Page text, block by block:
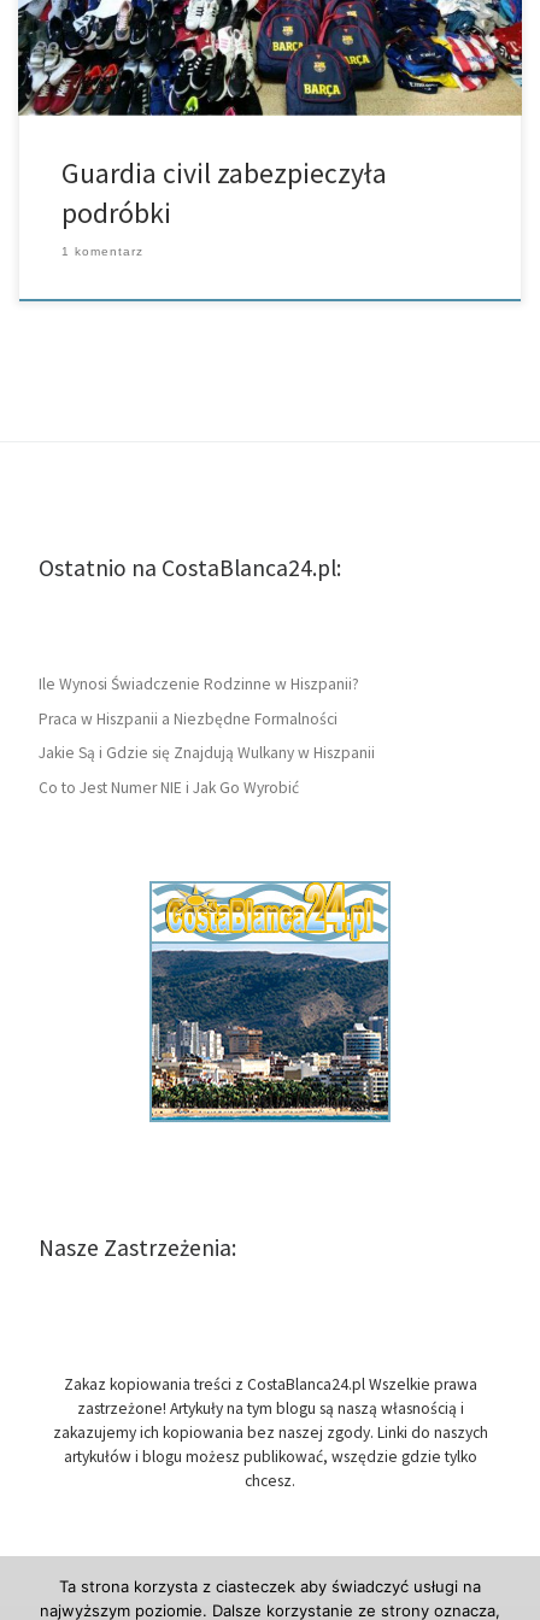
Guardia civil zabezpieczyła
podróbki
1 komentarz
Ostatnio na CostaBlanca24.pl:
Ile Wynosi Świadczenie Rodzinne w Hiszpanii?
Praca w Hiszpanii a Niezbędne Formalności
Jakie Są i Gdzie się Znajdują Wulkany w Hiszpanii
Co to Jest Numer NIE i Jak Go Wyrobić
Nasze Zastrzeżenia:
Zakaz kopiowania treści z CostaBlanca24.pl Wszelkie prawa
zastrzeżone! Artykuły na tym blogu są naszą własnością i
zakazujemy ich kopiowania bez naszej zgody. Linki do naszych
artykułów i blogu możesz publikować, wszędzie gdzie tylko
chcesz.
Ta strona korzysta z ciasteczek aby świadczyć usługi na
najwyższym poziomie. Dalsze korzystanie ze strony oznacza,